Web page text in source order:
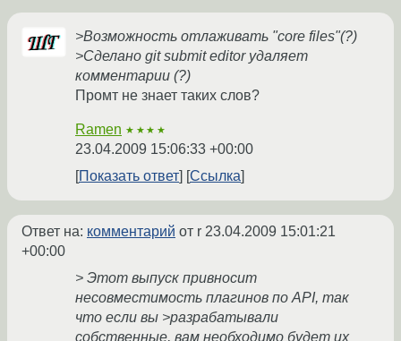
>Возможность отлаживать "core files"(?)
>Сделано git submit editor удаляет
комментарии (?)
Промт не знает таких слов?
Ramen ★★★★
23.04.2009 15:06:33 +00:00
Показать ответ
Ссылка
Ответ на: комментарий от r 23.04.2009 15:01:21
+00:00
> Этот выпуск привносит
несовместимость плагинов по API, так
что если вы >разрабатывали
собственные, вам необходимо будет их